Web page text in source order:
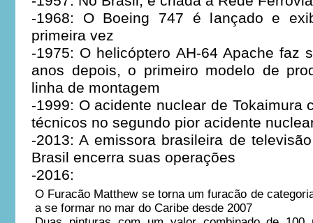
-1968: O Boeing 747 é lançado e
primeira vez
-1975: O helicóptero AH-64 Apache faz
anos depois, o primeiro modelo de
linha de montagem
-1999: O acidente nuclear de Tokaimura
técnicos no segundo pior acidente
-2013: A emissora brasileira de
Brasil encerra suas operações
-2016:
O Furacão Matthew se torna um furacão de
a se formar no mar do Caribe desde 2007